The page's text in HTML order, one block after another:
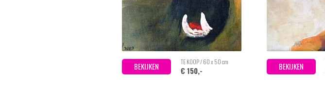
BEKIJKEN TE KOOP / 60 x 50 cm
€ 150,- BEKIJKEN